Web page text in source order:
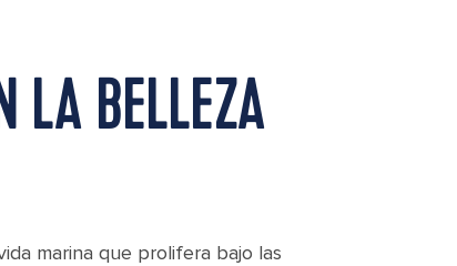
LA BELLEZA
marina que prolifera bajo las